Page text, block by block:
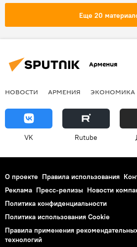
Еще 20
Армения
НОВОСТИ АРМЕНИЯ ЭКОНОМИКА
VK Rutube
О проекте Правила использования
Реклама Пресс-релизы Новости
Политика конфиденциальности
Политика использования Cookie
Правила применения
технологий